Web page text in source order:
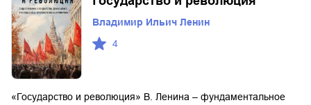
Владимир Ильич Ленин
4
«Государство и революция» В. Ленина – фундаментальное